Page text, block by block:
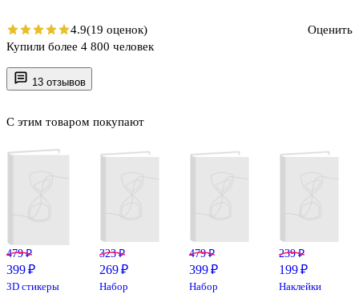
13 отзывов
С этим товаром покупают
479 ₽
399 ₽
3D стикеры
323 ₽
269 ₽
Набор
479 ₽
399 ₽
Набор
239 ₽
199 ₽
Наклейки
4.9(19 оценок)
Оценить
Купили более 4 800 человек